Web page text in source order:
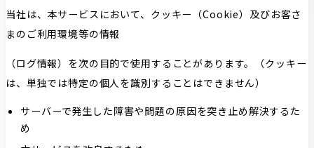
当社は、本サービスにおいて、クッキー（Cookie）及びお客さ
まのご利用環境等の情報
（ログ情報）を次の目的で使用することがあります。（クッキー
は、単独では特定の個人を識別することはできません）
サーバーで発生した障害や問題の原因を突き止め解決するた
め